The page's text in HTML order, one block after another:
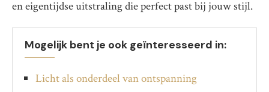
en eigentijdse uitstraling die perfect past bij jouw stijl.
Mogelijk bent je ook geïnteresseerd in:
Licht als onderdeel van ontspanning